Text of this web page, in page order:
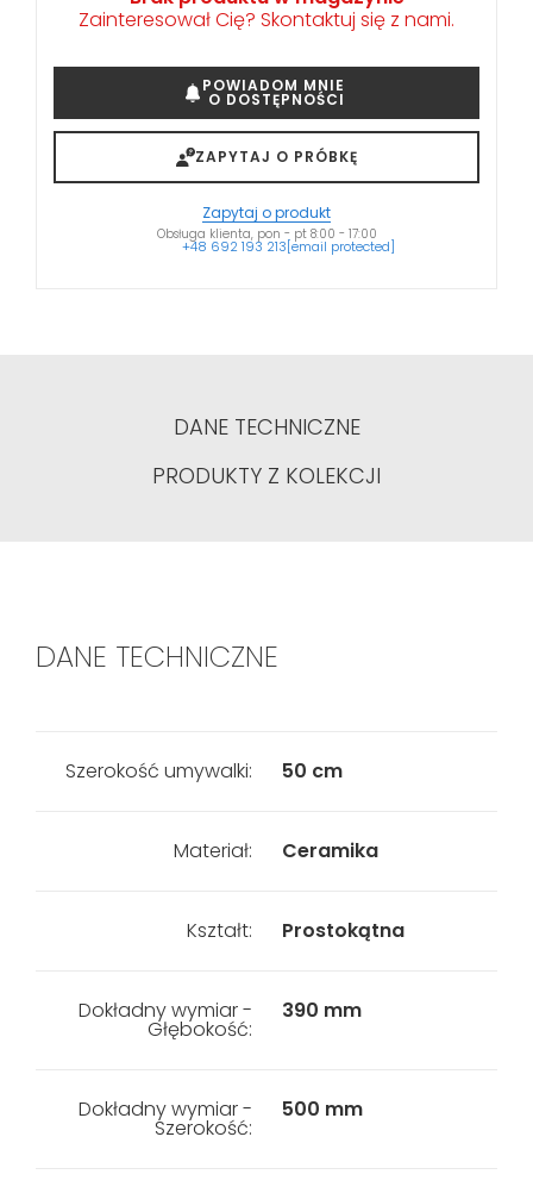
Zainteresował Cię? Skontaktuj się z nami.
POWIADOM MNIE
O DOSTĘPNOŚCI
ZAPYTAJ O PRÓBKĘ
Zapytaj o produkt
Obsługa klienta, pon - pt 8:00 - 17:00
+48 692 193 213[email protected]
DANE TECHNICZNE
PRODUKTY Z KOLEKCJI
DANE TECHNICZNE
Szerokość umywalki: 50 cm
Materiał: Ceramika
Kształt: Prostokątna
Dokładny wymiar -
Głębokość:
390 mm
Dokładny wymiar -
Szerokość:
500 mm